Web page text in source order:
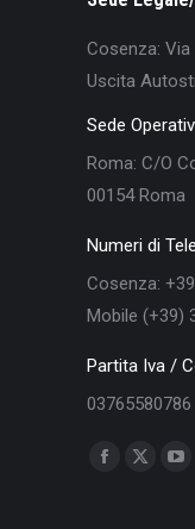
Cosenza: Via
Uscita
Sede
Roma: C/O
00154 Roma
Numeri di
Cosenza:
Mobile (+39)
Partita Iva /
Find us on:
Facebook
X